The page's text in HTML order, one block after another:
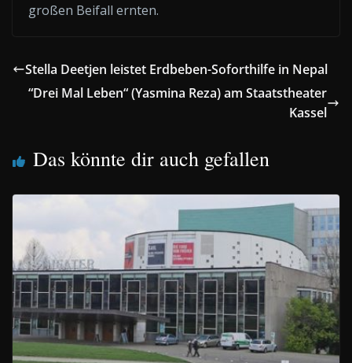
großen Beifall ernten.
Stella Deetjen leistet Erdbeben-Soforthilfe in Nepal
“Drei Mal Leben“ (Yasmina Reza) am Staatstheater
Kassel
Das könnte dir auch gefallen